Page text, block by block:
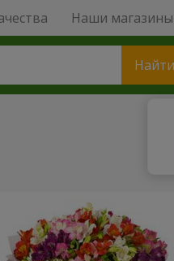
Наши магазины
Найти